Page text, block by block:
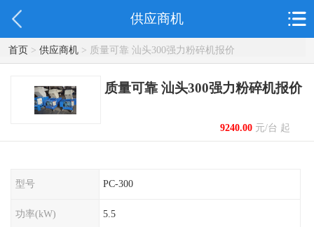
供应商机
首页> 供应商机> 质量可靠 汕头300强力粉碎机报价
质量可靠 汕头300强力粉碎机报价
9240.00元/台 起
型号 PC-300
功率(kW) 5.5